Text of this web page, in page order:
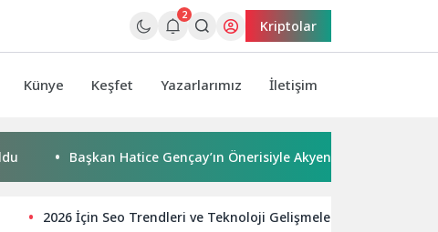
2
Kriptolar
Künye Keşfet Yazarlarımız İletişim
Başkan Hatice Gençay’ın Önerisiyle Akyeniköy Düğün Salonu Yıl
2026 İçin Seo Trendleri ve Teknoloji Gelişmeleri